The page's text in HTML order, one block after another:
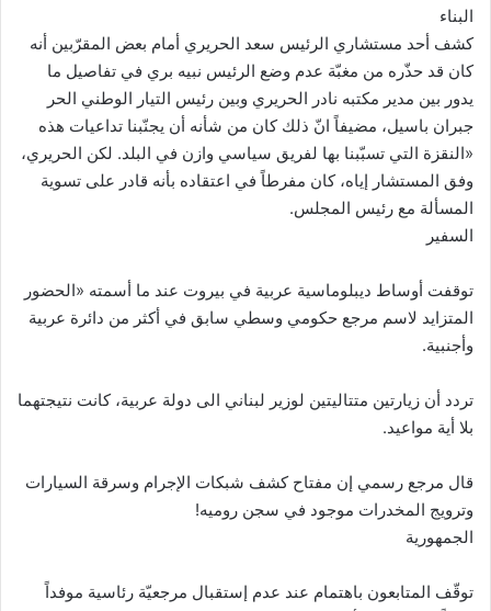
البناء
كشف أحد مستشاري الرئيس سعد الحريري أمام بعض المقرّبين أنه
كان قد حذّره من مغبّة عدم وضع الرئيس نبيه بري في تفاصيل ما
يدور بين مدير مكتبه نادر الحريري وبين رئيس التيار الوطني الحر
جبران باسيل، مضيفاً انّ ذلك كان من شأنه أن يجنّبنا تداعيات هذه
«النقزة التي تسبّبنا بها لفريق سياسي وازن في البلد. لكن الحريري،
وفق المستشار إياه، كان مفرطاً في اعتقاده بأنه قادر على تسوية
المسألة مع رئيس المجلس.
السفير
توقفت أوساط ديبلوماسية عربية في بيروت عند ما أسمته «الحضور
المتزايد لاسم مرجع حكومي وسطي سابق في أكثر من دائرة عربية
وأجنبية.
تردد أن زيارتين متتاليتين لوزير لبناني الى دولة عربية، كانت نتيجتهما
بلا أية مواعيد.
قال مرجع رسمي إن مفتاح كشف شبكات الإجرام وسرقة السيارات
وترويج المخدرات موجود في سجن روميه!
الجمهورية
توقّف المتابعون باهتمام عند عدم إستقبال مرجعيّة رئاسية موفداً